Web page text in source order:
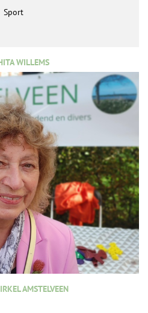
Sport
WILLEMS
AMSTELVEEN